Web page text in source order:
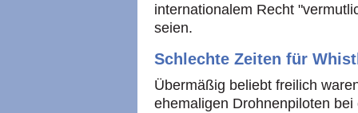
internationalem Recht
seien.
Schlechte Zeiten für
Übermäßig beliebt freilich
ehemaligen Drohnenpiloten